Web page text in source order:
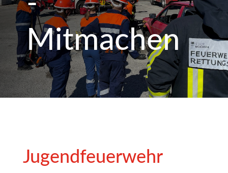
Mitmachen
Jugendfeuerwehr